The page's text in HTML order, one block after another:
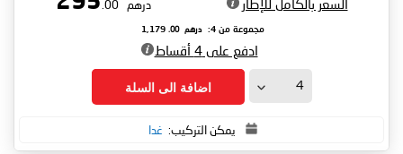
السعر بالكامل للإطار درهم .00
مجموعة من 4: درهم 1,179
.00
ادفع على 4 أقساط
اضافة الى السلة
يمكن التركيب: غدا